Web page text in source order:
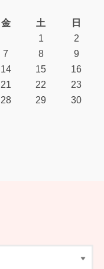
金 土
日
1
2
7 8
9
14 15
16
21 22
23
28 29
30